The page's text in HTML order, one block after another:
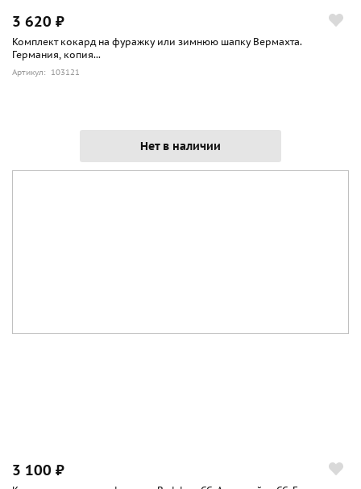
3 620 ₽
Комплект кокард на фуражку или зимнюю шапку Вермахта.
Германия, копия...
Артикул: 103121
Нет в наличии
3 100 ₽